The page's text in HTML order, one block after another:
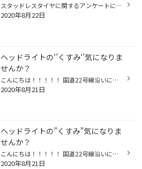
スタッドレスタイヤに関するアンケートに答えて豪華景品が当たる？！かもしれないっ！！ ☆冬の大抽選会☆を開催していますっ！！ タイヤ館アプリとＷＥＢ（タイヤ館店舗ホームページ）からアンケートに答えて ご応募いただけます！(^^♪ 第１弾の締切は９／３０（水）まで！ 第２弾の締切は１１／３０...
2020年8月22日
ヘッドライトの‘’くすみ‘’気になりま
せんか？
こんにちは！！！！！ 国道22号線沿いにあるタイヤ館一宮バイパス店あさだです(*'▽')♪ 突然ですがヘッドライトのくすみが 気になること ありませんか？？ ヘッドライトがくすんでくると ・見た目が悪く見える ・夜間の視界不良 ・車検に通らなくなる などのデメリットがたくさんあります(+o+) そこ...
2020年8月21日
ヘッドライトの”くすみ”気になりま
せんか？
こんにちは！！！！！ 国道22号線沿いにあるタイヤ館一宮バイパス店あさだです(*'▽')♪ 突然ですがヘッドライトのくすみが 気になること ありませんか？？ ヘッドライトがくすんでくると ・見た目が悪く見える ・夜間の視界不良 ・車検に通らなくなる などのデメリットがたくさんあります(+o+) そこ...
2020年8月21日